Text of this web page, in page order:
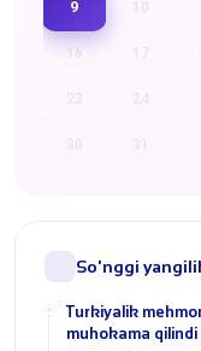
9
16
So'nggi
Turkiyalik
muhokama qilindi